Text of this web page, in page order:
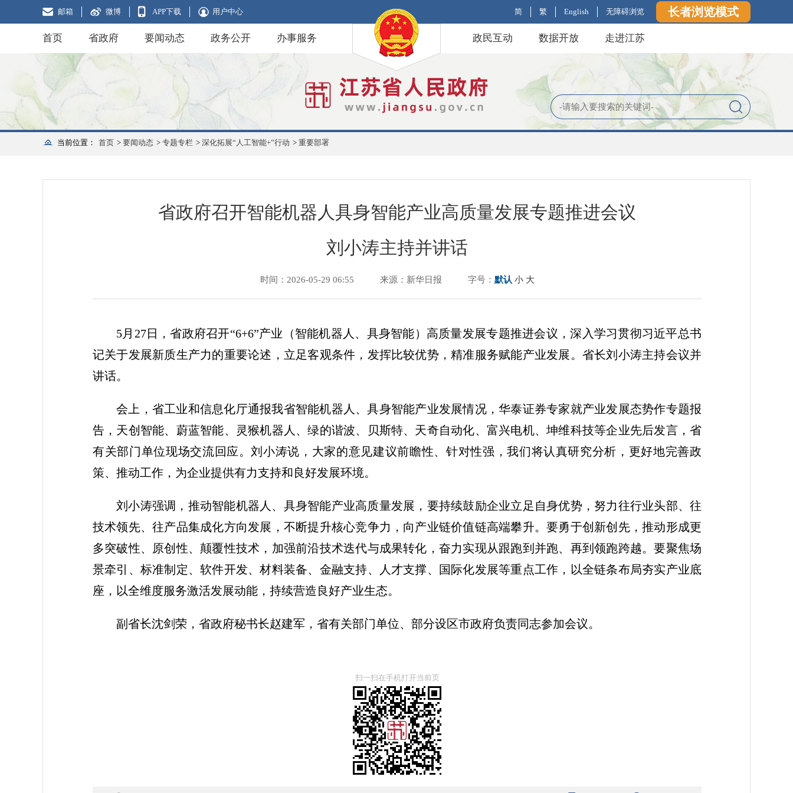
邮箱 微博 APP下载 用户中心 简 繁 English 无障碍浏览 长者浏览模式
首页 省政府 要闻动态 政务公开 办事服务 政民互动 数据开放 走进江苏
当前位置： 首页 > 要闻动态 > 专题专栏 > 深化拓展“人工智能+”行动 > 重要部署
省政府召开智能机器人具身智能产业高质量发展专题推进会议
刘小涛主持并讲话
时间：2026-05-29 06:55 来源：新华日报 字号： 默认 小 大
5月27日，省政府召开“6+6”产业（智能机器人、具身智能）高质量发展专题推进会议，深入学习贯彻习近平总书
记关于发展新质生产力的重要论述，立足客观条件，发挥比较优势，精准服务赋能产业发展。省长刘小涛主持会议并
讲话。
会上，省工业和信息化厅通报我省智能机器人、具身智能产业发展情况，华泰证券专家就产业发展态势作专题报
告，天创智能、蔚蓝智能、灵猴机器人、绿的谐波、贝斯特、天奇自动化、富兴电机、坤维科技等企业先后发言，省
有关部门单位现场交流回应。刘小涛说，大家的意见建议前瞻性、针对性强，我们将认真研究分析，更好地完善政
策、推动工作，为企业提供有力支持和良好发展环境。
刘小涛强调，推动智能机器人、具身智能产业高质量发展，要持续鼓励企业立足自身优势，努力往行业头部、往
技术领先、往产品集成化方向发展，不断提升核心竞争力，向产业链价值链高端攀升。要勇于创新创先，推动形成更
多突破性、原创性、颠覆性技术，加强前沿技术迭代与成果转化，奋力实现从跟跑到并跑、再到领跑跨越。要聚焦场
景牵引、标准制定、软件开发、材料装备、金融支持、人才支撑、国际化发展等重点工作，以全链条布局夯实产业底
座，以全维度服务激活发展动能，持续营造良好产业生态。
副省长沈剑荣，省政府秘书长赵建军，省有关部门单位、部分设区市政府负责同志参加会议。
扫一扫在手机打开当前页